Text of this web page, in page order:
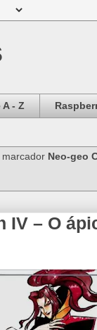
A - Z
Neo-geo
IV – O